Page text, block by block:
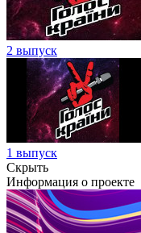
2 выпуск
1 выпуск
Скрыть
Информация о проекте